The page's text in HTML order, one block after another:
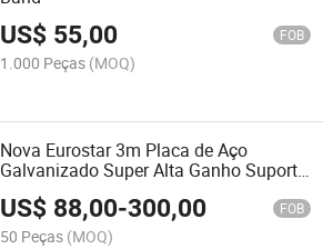
US$ 55,00 FOB
1.000 Peças (MOQ)
Nova Eurostar 3m Placa de Aço
Galvanizado Super Alta Ganho Suporte
para Antena Parabólica
US$ 88,00-300,00 FOB
50 Peças (MOQ)